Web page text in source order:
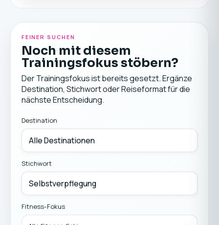
FEINER SUCHEN
Noch mit diesem
Trainingsfokus stöbern?
Der Trainingsfokus ist bereits gesetzt. Ergänze
Destination, Stichwort oder Reiseformat für die
nächste Entscheidung.
Destination
Stichwort
Fitness-Fokus